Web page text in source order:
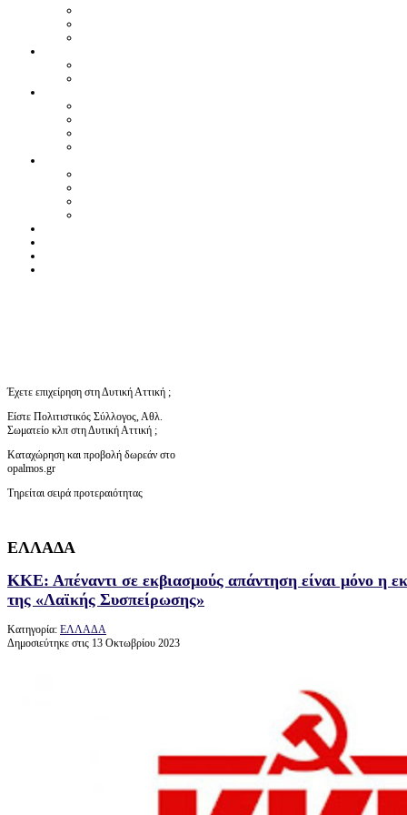
Έχετε επιχείρηση στη Δυτική Αττική ;
Είστε Πολιτιστικός Σύλλογος, Αθλ.
Σωματείο κλπ στη Δυτική Αττική ;
Καταχώρηση και προβολή δωρεάν στο
opalmos.gr
Τηρείται σειρά προτεραιότητας
ΕΛΛΑΔΑ
ΚΚΕ: Απέναντι σε εκβιασμούς απάντηση είναι μόνο η
της «Λαϊκής Συσπείρωσης»
Κατηγορία: ΕΛΛΑΔΑ
Δημοσιεύτηκε στις 13 Οκτωβρίου 2023